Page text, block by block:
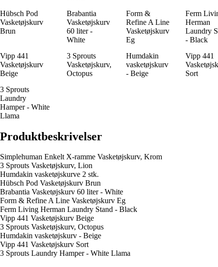
Hübsch Pod
Vasketøjskurv
Brun
Brabantia
Vasketøjskurv
60 liter -
White
Form &
Refine A Line
Vasketøjskurv
Eg
Ferm
Herman
Laundry
- Black
Vipp 441
Vasketøjskurv
Beige
3 Sprouts
Vasketøjskurv,
Octopus
Humdakin
vasketøjskurv
- Beige
Vipp 441
Sort
3 Sprouts
Laundry
Hamper - White
Llama
Produktbeskrivelser
Simplehuman Enkelt X-ramme Vasketøjskurv, Krom
3 Sprouts Vasketøjskurv, Lion
Humdakin vasketøjskurve 2 stk.
Hübsch Pod Vasketøjskurv Brun
Brabantia Vasketøjskurv 60 liter - White
Form & Refine A Line Vasketøjskurv Eg
Ferm Living Herman Laundry Stand - Black
Vipp 441 Vasketøjskurv Beige
3 Sprouts Vasketøjskurv, Octopus
Humdakin vasketøjskurv - Beige
Vipp 441 Vasketøjskurv Sort
3 Sprouts Laundry Hamper - White Llama